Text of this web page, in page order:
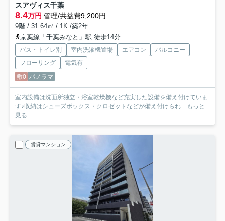
スアヴィス千葉
8.4万円 管理/共益費9,200円
9階 / 31.64㎡ / 1K /築2年
京葉線「千葉みなと」駅 徒歩14分
バス・トイレ別 室内洗濯機置場 エアコン
バルコニー
フローリング
電気有
敷0 パノラマ
室内設備は洗面所独立・浴室乾燥機など充実した設備を備え付けていま
す♪収納はシューズボックス・クロゼットなどが備え付けられ...
もっと
見る
賃貸マンション